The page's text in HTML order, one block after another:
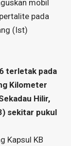
mobil
pada
(Ist)
terletak pada
Kilometer
Hilir,
sekitar pukul
Kapsul KB